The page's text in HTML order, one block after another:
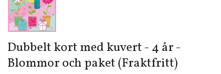
Dubbelt kort med kuvert - 4 år -
Blommor och paket (Fraktfritt)